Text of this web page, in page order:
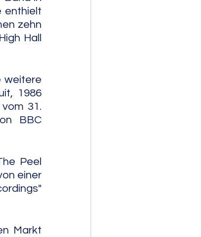
enthielt
zehn
Hall
weitere
1986
31.
BBC
Peel
einer
Markt